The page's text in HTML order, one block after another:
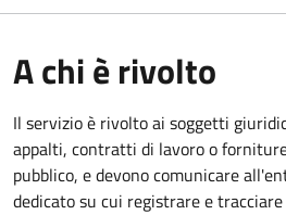
A chi è rivolto
Il servizio è rivolto ai soggetti
appalti, contratti di lavoro o
pubblico, e devono comunicare
dedicato su cui registrare e